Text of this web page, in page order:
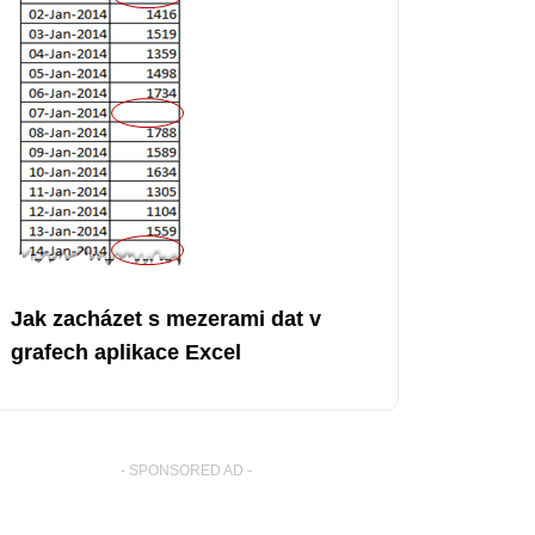
Jak zacházet s mezerami dat v
grafech aplikace Excel
- SPONSORED AD -